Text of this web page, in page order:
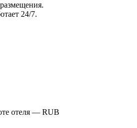
24/7.
отеля — RUB